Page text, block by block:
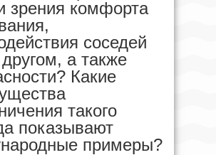
зрения комфорта
соседей
а также
Какие
такого
показывают
примеры?